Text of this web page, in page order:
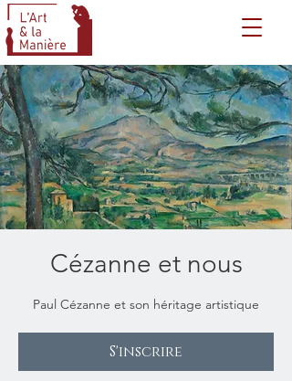
Cézanne et nous
Paul Cézanne et son héritage artistique
S'inscrire